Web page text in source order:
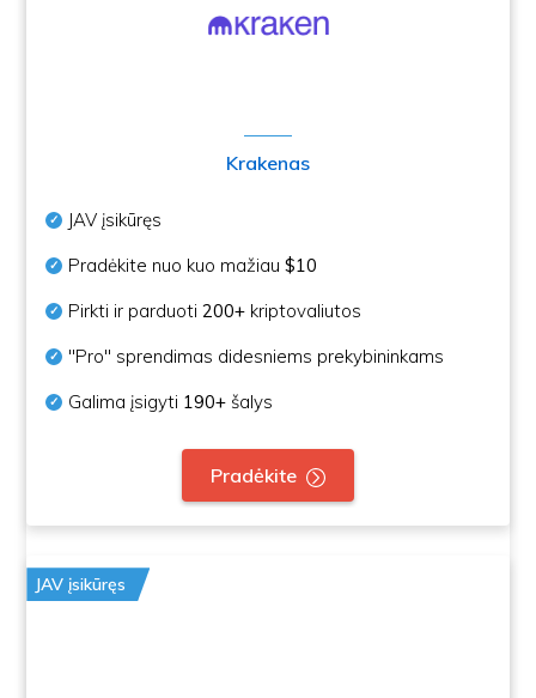
Krakenas
JAV įsikūręs
Pradėkite nuo kuo mažiau$10
Pirkti ir parduoti200+ kriptovaliutos
"Pro" sprendimas didesniems prekybininkams
Galima įsigyti 190+ šalys
Pradėkite
JAV įsikūręs